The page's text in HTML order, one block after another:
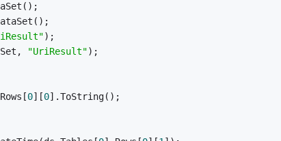
);
"UriResult");
0][0].ToString();